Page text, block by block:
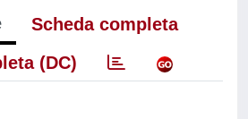
Scheda completa
(DC)